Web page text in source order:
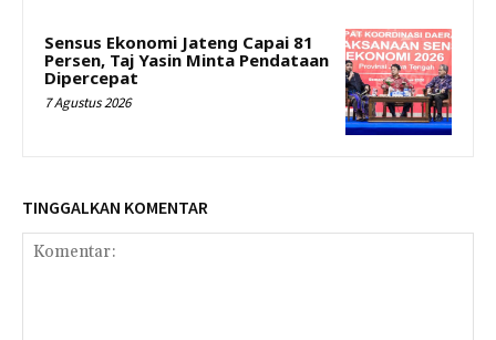
Sensus Ekonomi Jateng Capai 81
Persen, Taj Yasin Minta Pendataan
Dipercepat
7 Agustus 2026
TINGGALKAN KOMENTAR